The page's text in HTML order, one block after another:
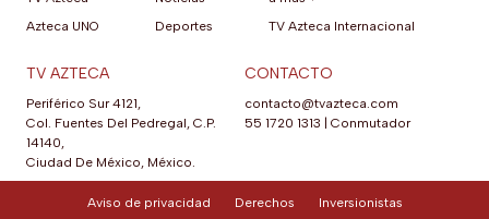
Azteca UNO
Deportes
TV Azteca Internacional
TV AZTECA
Periférico Sur 4121,
Col. Fuentes Del Pedregal, C.P.
14140,
Ciudad De México, México.
CONTACTO
contacto@tvazteca.com
55 1720 1313
Conmutador
Aviso de privacidad Derechos
Inversionistas